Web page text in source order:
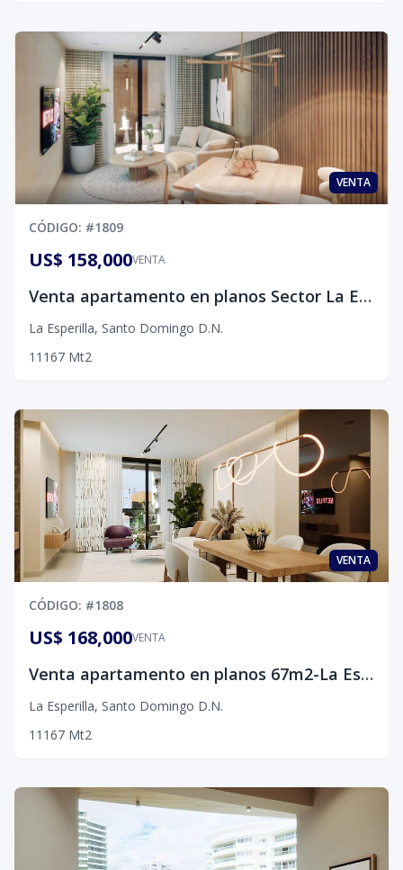
VENTA
CÓDIGO: #1809
VENTA
US$ 158,000
Venta apartamento en planos Sector La Esperilla, D.N.
La Esperilla, Santo Domingo D.N.
1 1 167 Mt2
VENTA
CÓDIGO: #1808
VENTA
US$ 168,000
Venta apartamento en planos 67m2-La Esperiila, D.N.
La Esperilla, Santo Domingo D.N.
1 1 167 Mt2